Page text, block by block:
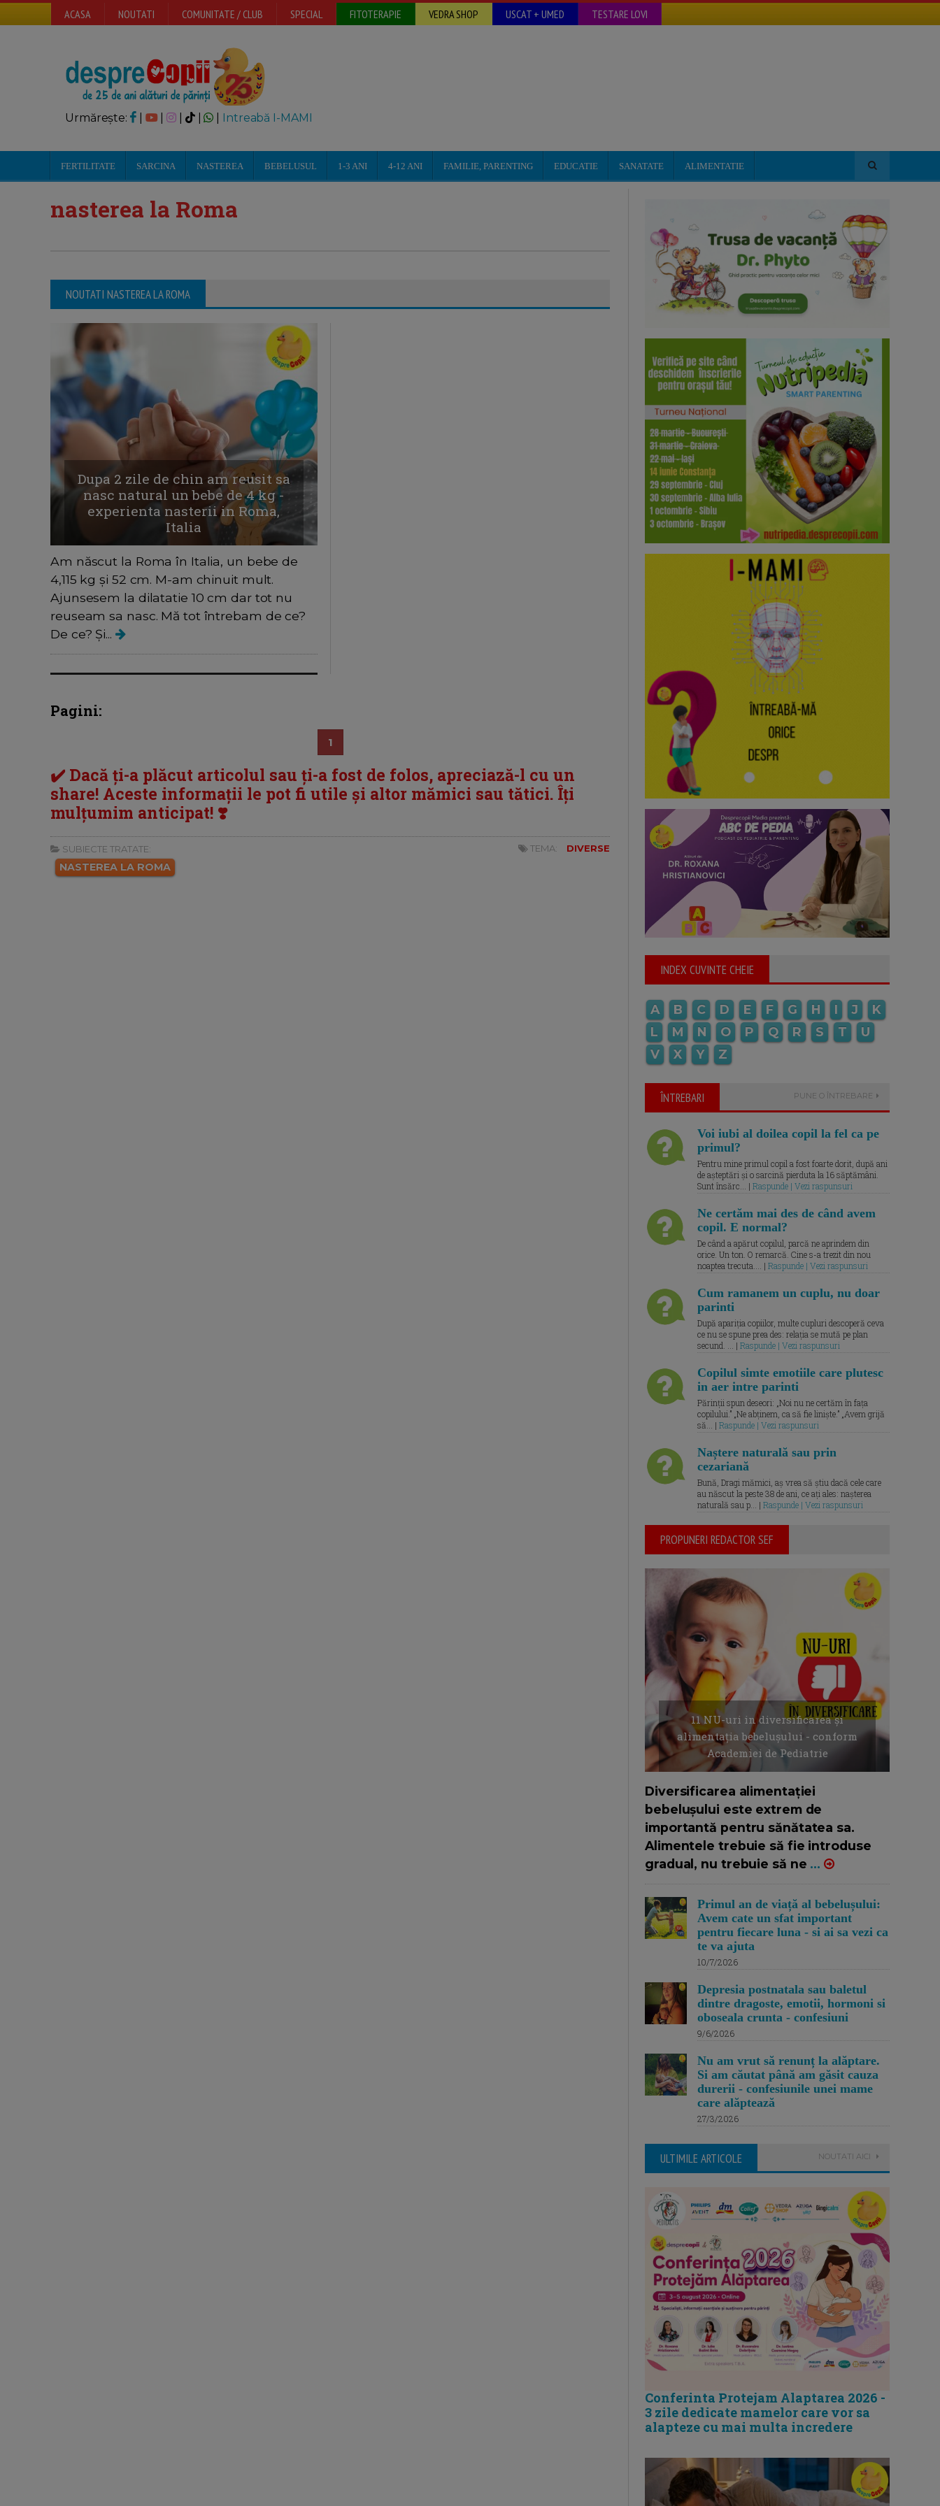
ACASA NOUTATI COMUNITATE / CLUB SPECIAL FITOTERAPIE VEDRA SHOP USCAT + UMED TESTARE LOVI
Urmărește: | | Intreabă I-MAMI
FERTILITATE SARCINA NASTEREA BEBELUSUL 1-3 ANI 4-12 ANI FAMILIE, PARENTING EDUCATIE SANATATE ALIMENTATIE
nasterea la Roma
NOUTATI NASTEREA LA ROMA
Dupa 2 zile de chin am reusit sa
nasc natural un bebe de 4 kg -
experienta nasterii in Roma,
Italia
Am născut la Roma în Italia, un bebe de
4,115 kg și 52 cm. M-am chinuit mult.
Ajunsesem la dilatatie 10 cm dar tot nu
reuseam sa nasc. Mă tot întrebam de ce?
De ce? Și...
Pagini:
1
✔️ Dacă ți-a plăcut articolul sau ți-a fost de folos, apreciază-l cu un
share! Aceste informații le pot fi utile și altor mămici sau tătici. Îți
mulțumim anticipat! ❣️
SUBIECTE TRATATE:
NASTEREA LA ROMA
TEMA: DIVERSE
INDEX CUVINTE CHEIE
A B C D E F G H I J
K
L
M N O P Q R S T
U
V
X Y Z
ÎNTREBARI PUNE O ÎNTREBARE
Voi iubi al doilea copil la fel ca pe
primul?
Pentru mine primul copil a fost foarte dorit, după ani
de așteptări și o sarcină pierduta la 16 săptămâni.
Sunt însărc... | Raspunde | Vezi raspunsuri
Ne certăm mai des de când avem
copil. E normal?
De când a apărut copilul, parcă ne aprindem din
orice. Un ton. O remarcă. Cine s-a trezit din nou
noaptea trecuta.... | Raspunde | Vezi raspunsuri
Cum ramanem un cuplu, nu doar
parinti
După apariția copiilor, multe cupluri descoperă ceva
ce nu se spune prea des: relația se mută pe plan
secund. ... | Raspunde | Vezi raspunsuri
Copilul simte emotiile care plutesc
in aer intre parinti
Părinții spun deseori: „Noi nu ne certăm în fața
copilului.” „Ne abținem, ca să fie liniște.” „Avem grijă
să... | Raspunde | Vezi raspunsuri
Naștere naturală sau prin
cezariană
Bună, Dragi mămici, aș vrea să știu dacă cele care
au născut la peste 38 de ani, ce ați ales: nașterea
naturală sau p... | Raspunde | Vezi raspunsuri
PROPUNERI REDACTOR SEF
11 NU-uri in diversificarea și
alimentația bebelușului - conform
Academiei de Pediatrie
Diversificarea alimentației
bebelușului este extrem de
importantă pentru sănătatea sa.
Alimentele trebuie să fie introduse
gradual, nu trebuie să ne ...
Primul an de viață al bebelușului:
Avem cate un sfat important
pentru fiecare luna - si ai sa vezi ca
te va ajuta
10/7/2026
Depresia postnatala sau baletul
dintre dragoste, emotii, hormoni si
oboseala crunta - confesiuni
9/6/2026
Nu am vrut să renunț la alăptare.
Si am căutat până am găsit cauza
durerii - confesiunile unei mame
care alăptează
27/3/2026
ULTIMILE ARTICOLE NOUTATI AICI
Conferinta Protejam Alaptarea 2026 -
3 zile dedicate mamelor care vor sa
alapteze cu mai multa incredere